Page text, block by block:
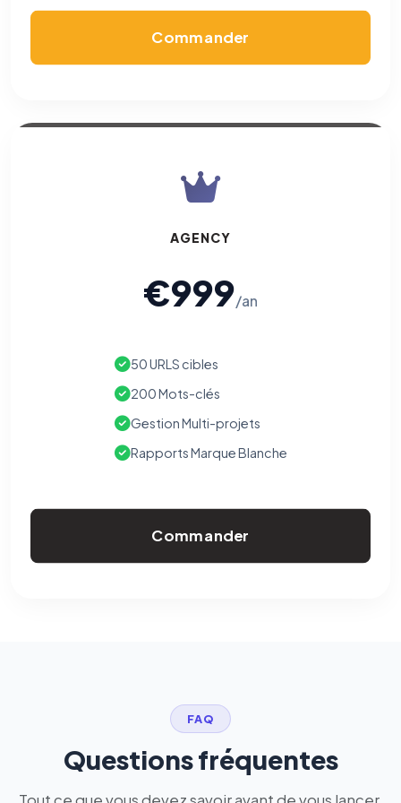
Commander
AGENCY
€999/an
50 URLS cibles
200 Mots-clés
Gestion Multi-projets
Rapports Marque Blanche
Commander
FAQ
Questions fréquentes